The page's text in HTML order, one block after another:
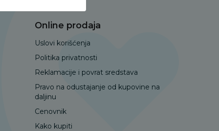
Online prodaja
Uslovi korišćenja
Politika privatnosti
Reklamacije i povrat sredstava
Pravo na odustajanje od kupovine na
daljinu
Cenovnik
Kako kupiti